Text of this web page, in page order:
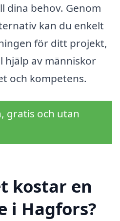
dina behov. Genom
kan du enkelt
för ditt projekt,
hjälp av människor
och kompetens.
gratis och utan
kostar en
i Hagfors?